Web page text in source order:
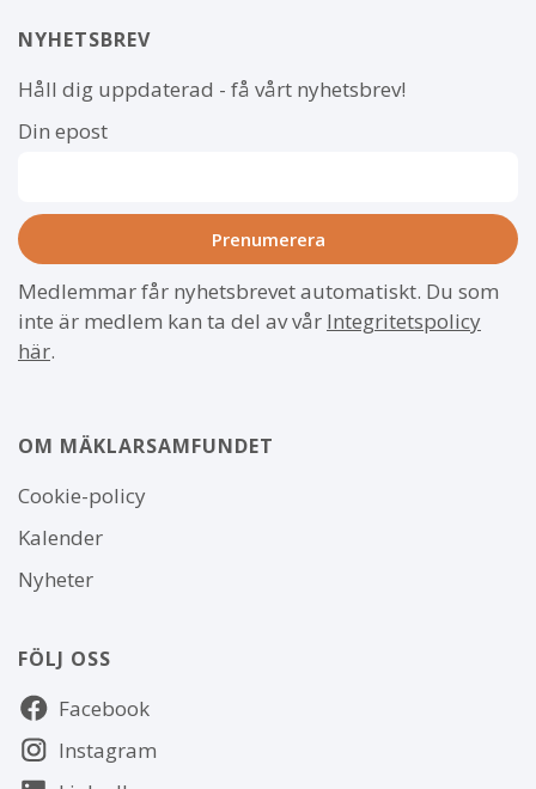
NYHETSBREV
Håll dig uppdaterad - få vårt nyhetsbrev!
Din epost
Medlemmar får nyhetsbrevet automatiskt. Du som
inte är medlem kan ta del av vår Integritetspolicy
här.
OM MÄKLARSAMFUNDET
Om
webbplatsen
Cookie-policy
Kalender
Nyheter
FÖLJ OSS
Följ
oss Facebook
Instagram